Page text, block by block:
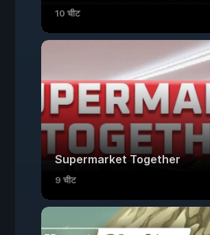
10 चीट
Supermarket Together
9 चीट